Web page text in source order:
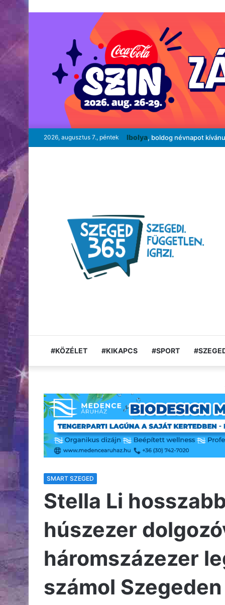
2026, augusztus 7., péntek Ibolya, boldog névnapot
#KÖZÉLET #KIKAPCS #SPORT
SMART SZEGED
Stella Li
húszezer
háromszázezer
számol Szegeden